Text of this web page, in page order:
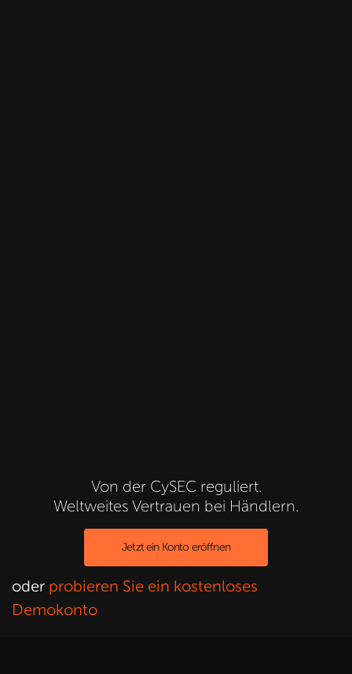
Von der CySEC reguliert.
Weltweites Vertrauen bei Händlern.
Jetzt ein Konto eröffnen
oder probieren Sie ein kostenloses
Demokonto